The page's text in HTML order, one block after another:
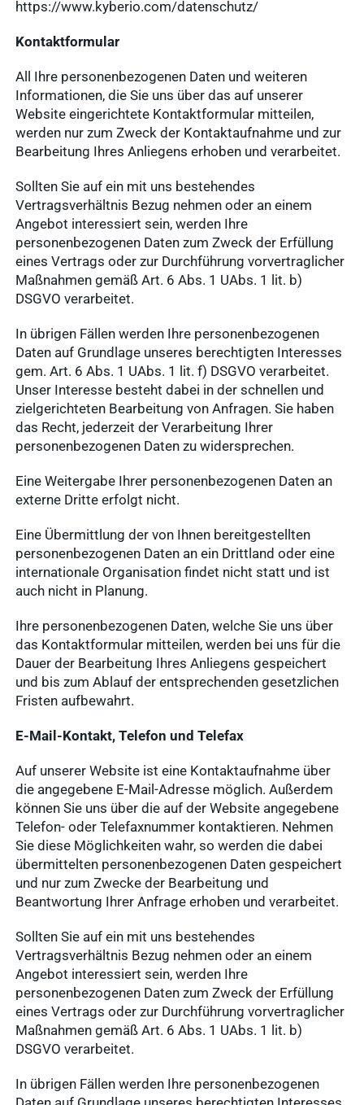
https://www.kyberio.com/datenschutz/
Kontaktformular
All Ihre personenbezogenen Daten und weiteren
Informationen, die Sie uns über das auf unserer
Website eingerichtete Kontaktformular mitteilen,
werden nur zum Zweck der Kontaktaufnahme und zur
Bearbeitung Ihres Anliegens erhoben und verarbeitet.
Sollten Sie auf ein mit uns bestehendes
Vertragsverhältnis Bezug nehmen oder an einem
Angebot interessiert sein, werden Ihre
personenbezogenen Daten zum Zweck der Erfüllung
eines Vertrags oder zur Durchführung vorvertraglicher
Maßnahmen gemäß Art. 6 Abs. 1 UAbs. 1 lit. b)
DSGVO verarbeitet.
In übrigen Fällen werden Ihre personenbezogenen
Daten auf Grundlage unseres berechtigten Interesses
gem. Art. 6 Abs. 1 UAbs. 1 lit. f) DSGVO verarbeitet.
Unser Interesse besteht dabei in der schnellen und
zielgerichteten Bearbeitung von Anfragen. Sie haben
das Recht, jederzeit der Verarbeitung Ihrer
personenbezogenen Daten zu widersprechen.
Eine Weitergabe Ihrer personenbezogenen Daten an
externe Dritte erfolgt nicht.
Eine Übermittlung der von Ihnen bereitgestellten
personenbezogenen Daten an ein Drittland oder eine
internationale Organisation findet nicht statt und ist
auch nicht in Planung.
Ihre personenbezogenen Daten, welche Sie uns über
das Kontaktformular mitteilen, werden bei uns für die
Dauer der Bearbeitung Ihres Anliegens gespeichert
und bis zum Ablauf der entsprechenden gesetzlichen
Fristen aufbewahrt.
E-Mail-Kontakt, Telefon und Telefax
Auf unserer Website ist eine Kontaktaufnahme über
die angegebene E-Mail-Adresse möglich. Außerdem
können Sie uns über die auf der Website angegebene
Telefon- oder Telefaxnummer kontaktieren. Nehmen
Sie diese Möglichkeiten wahr, so werden die dabei
übermittelten personenbezogenen Daten gespeichert
und nur zum Zwecke der Bearbeitung und
Beantwortung Ihrer Anfrage erhoben und verarbeitet.
Sollten Sie auf ein mit uns bestehendes
Vertragsverhältnis Bezug nehmen oder an einem
Angebot interessiert sein, werden Ihre
personenbezogenen Daten zum Zweck der Erfüllung
eines Vertrags oder zur Durchführung vorvertraglicher
Maßnahmen gemäß Art. 6 Abs. 1 UAbs. 1 lit. b)
DSGVO verarbeitet.
In übrigen Fällen werden Ihre personenbezogenen